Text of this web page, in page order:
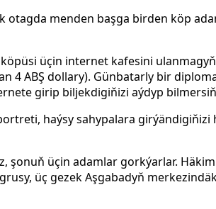
otagda menden başga birden köp
üçin internet kafesini
4 ABŞ dollary). Günbatarly bir
girip biljekdigiňizi aýdyp
haýsy sahypalara girýändigiňizi
şonuň üçin adamlar gorkýarlar.
üç gezek Aşgabadyň